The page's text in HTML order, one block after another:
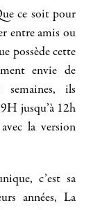
ce soit pour
entre amis ou
possède cette
envie de
semaines, ils
jusqu’à 12h
la version
c’est sa
années, La